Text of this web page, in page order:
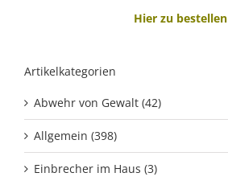
Hier zu bestellen
Artikelkategorien
Abwehr von Gewalt (42)
Allgemein (398)
Einbrecher im Haus (3)